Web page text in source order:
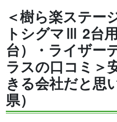
＜樹ら楽ステー
トシグマⅢ 2台
台）・ライザー
ラスの口コミ＞
きる会社だと思
県）